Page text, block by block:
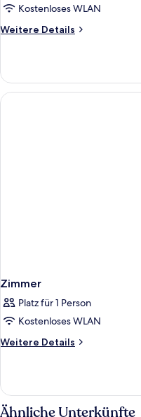
Kostenloses WLAN
Weitere Details
Weitere
Zimmer
Platz für 1 Person
Kostenloses WLAN
Weitere Details
Weitere
Ähnliche Unterkünfte